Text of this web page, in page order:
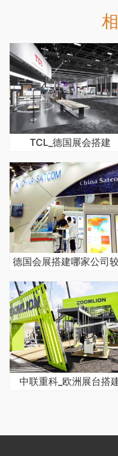
TCL_德国展会搭建
中联重科_欧洲展台搭